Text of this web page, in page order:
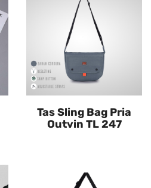
Tas Sling Bag Pria
Outvin TL 247